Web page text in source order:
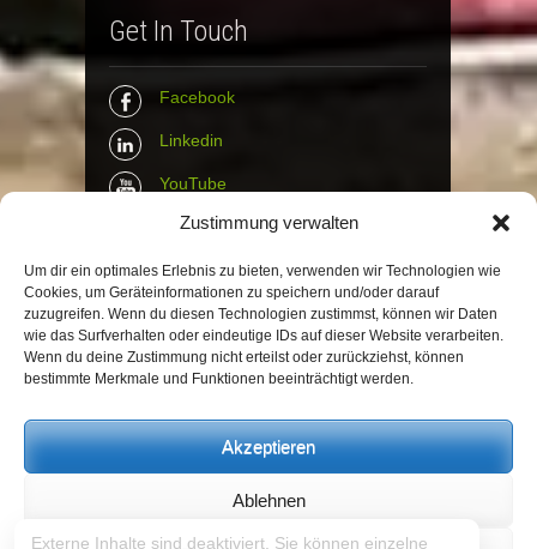
Zustimmung verwalten
Um dir ein optimales Erlebnis zu bieten, verwenden wir Technologien wie
Cookies, um Geräteinformationen zu speichern und/oder darauf
zuzugreifen. Wenn du diesen Technologien zustimmst, können wir Daten
wie das Surfverhalten oder eindeutige IDs auf dieser Website verarbeiten.
Wenn du deine Zustimmung nicht erteilst oder zurückziehst, können
bestimmte Merkmale und Funktionen beeinträchtigt werden.
Akzeptieren
Ablehnen
Get In Touch
Facebook
Linkedin
YouTube
Instagram
Tumblr
Contact Info
Email : info@the-wall-net.org
except where otherwise quoted.
Externe Inhalte sind deaktiviert. Sie können einzelne